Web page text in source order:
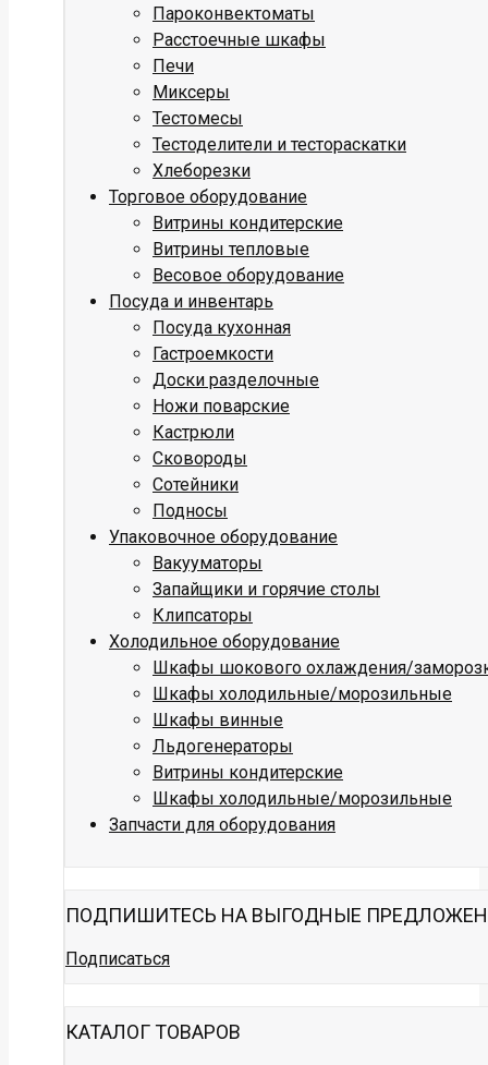
Пароконвектоматы
Расстоечные шкафы
Печи
Миксеры
Тестомесы
Тестоделители и тестораскатки
Хлеборезки
Торговое оборудование
Витрины кондитерские
Витрины тепловые
Весовое оборудование
Посуда и инвентарь
Посуда кухонная
Гастроемкости
Доски разделочные
Ножи поварские
Кастрюли
Сковороды
Сотейники
Подносы
Упаковочное оборудование
Вакууматоры
Запайщики и горячие столы
Клипсаторы
Холодильное оборудование
Шкафы шокового охлаждения/
Шкафы холодильные/морозильные
Шкафы винные
Льдогенераторы
Витрины кондитерские
Шкафы холодильные/морозильные
Запчасти для оборудования
ПОДПИШИТЕСЬ НА ВЫГОДНЫЕ
Подписаться
КАТАЛОГ ТОВАРОВ